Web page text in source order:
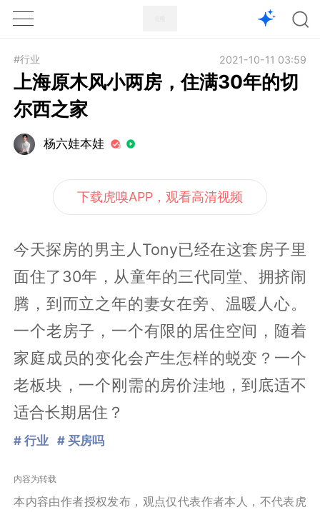
1X
#行业 2021-10-11 03:59
上海原木风小两房，住满30年的切
尔西之家
杨六娃本娃
下载虎嗅APP，观看高清视频
今天探房的男主人Tony已经在这套房子里
面住了30年，从童年的三代同堂、拥挤闹
腾，到而立之年的妻女在旁、温暖人心。
一个老房子，一个有限的居住空间，随着
家庭成员的变化会产生怎样的蜕变？一个
老板块，一个刚需的房价洼地，到底适不
适合长期居住？
# 行业 # 买房吗
内容为转载
本内容由作者授权发布，观点仅代表作者本人，不代表虎